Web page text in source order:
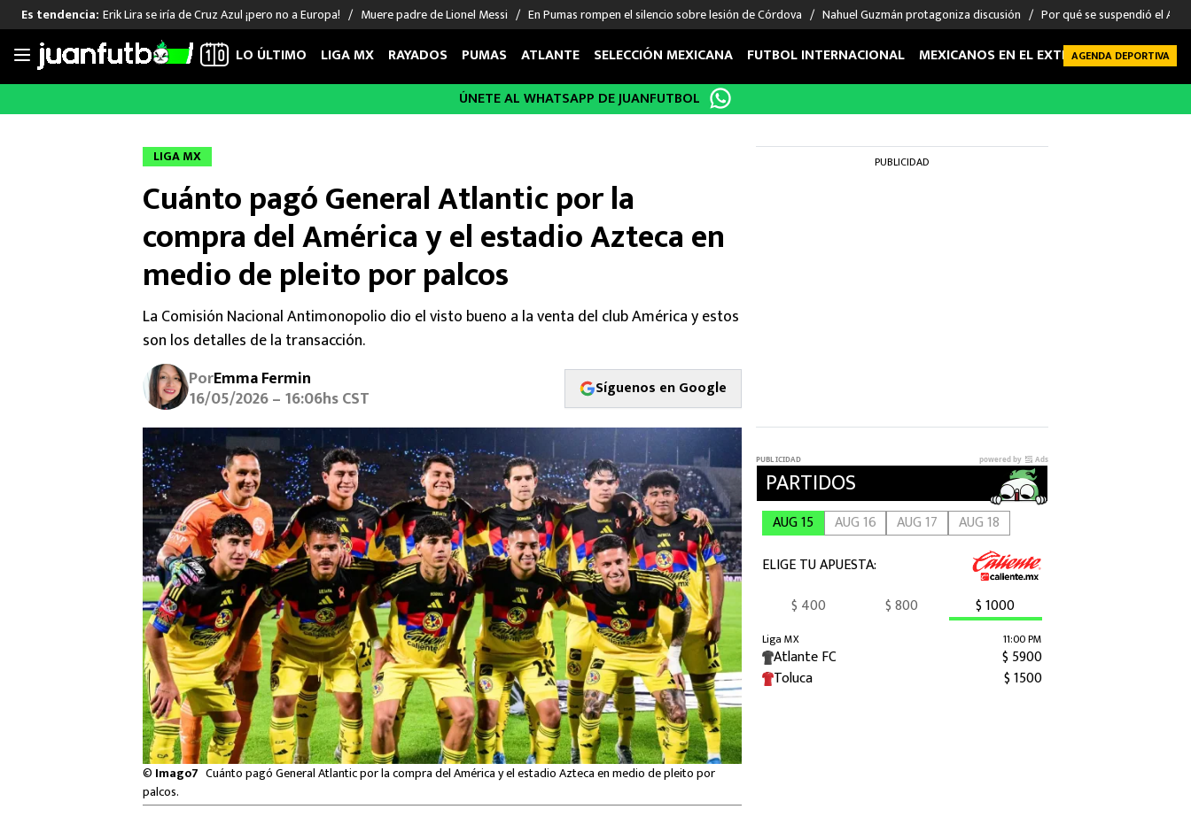
Saltar
Es tendencia: Erik Lira se iría de Cruz Azul ¡pero no a Europa! Muere padre de Lionel Messi En Pumas rompen el silencio sobre lesión de Córdova Nahuel Guzmán protagoniza discusión Por qué se suspendió el
LIGA MX
Chivas de Guadalajara
Liga MX Femenil
FUT INTERNACIONAL
Las Noticias
Selección Mexicana
Champions League
Europa League
Real Madrid
Barcelona
MEXICANOS EN EL EXTRANJERO
Memo Ochoa
Chino Huerta
Edson Álvarez
Santiago Giménez
Rodrigo Huescas
FIGURAS
Sergio Ramos
Giorgos Giakoumakis
André Jardine
DEPORTES
NFL
LO ÚLTIMO LIGA MX RAYADOS PUMAS ATLANTE SELECCIÓN MEXICANA FUTBOL INTERNACIONAL MEXICANOS EN EL EXTRANJERO FUTBOL
AGENDA DEPORTIVA
ÚNETE AL WHATSAPP DE JUANFUTBOL
LIGA MX
Cuánto pagó General Atlantic por la
compra del América y el estadio Azteca en
medio de pleito por palcos
La Comisión Nacional Antimonopolio dio el visto bueno a la venta del club América y estos
son los detalles de la transacción.
PorEmma Fermin
16/05/2026 – 16:06hs CST Síguenos en Google
© Imago7 Cuánto pagó General Atlantic por la compra del América y el estadio Azteca en medio de pleito por
palcos.
PUBLICIDAD